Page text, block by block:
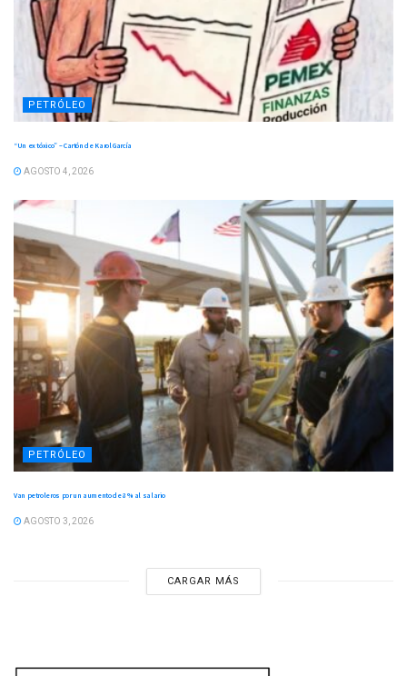
PETRÓLEO
“Un ex tóxico” – Cartón de Karol García
AGOSTO 4, 2026
PETRÓLEO
Van petroleros por un aumento de 8 % al salario
AGOSTO 3, 2026
CARGAR MÁS